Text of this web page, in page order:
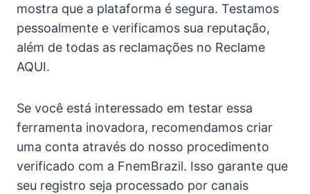
mostra que a plataforma é segura. Testamos
pessoalmente e verificamos sua reputação,
além de todas as reclamações no Reclame
AQUI.
Se você está interessado em testar essa
ferramenta inovadora, recomendamos criar
uma conta através do nosso procedimento
verificado com a FnemBrazil. Isso garante que
seu registro seja processado por canais